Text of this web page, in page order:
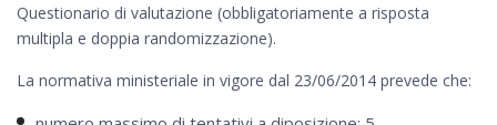
Questionario di valutazione (obbligatoriamente a risposta
multipla e doppia randomizzazione).
La normativa ministeriale in vigore dal 23/06/2014 prevede che: